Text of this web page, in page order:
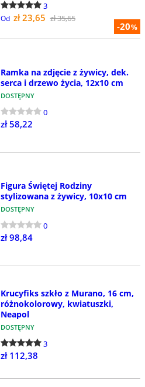
-20%
3
Od zł 23,65 zł 35,65
Ramka na zdjęcie z żywicy, dek.
serca i drzewo życia, 12x10 cm
DOSTĘPNY
0
zł 58,22
Figura Świętej Rodziny
stylizowana z żywicy, 10x10 cm
DOSTĘPNY
0
zł 98,84
Krucyfiks szkło z Murano, 16 cm,
różnokolorowy, kwiatuszki,
Neapol
DOSTĘPNY
3
zł 112,38